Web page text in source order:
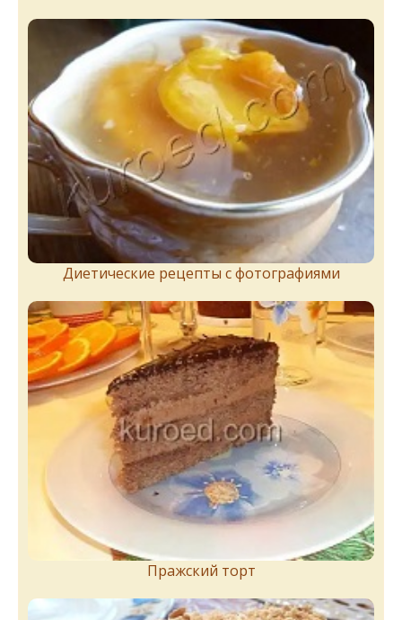
Диетические рецепты с фотографиями
Пражский торт